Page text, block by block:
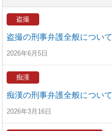
盗撮
盗撮の刑事弁護全般について
2026年6月5日
痴漢
痴漢の刑事弁護全般について
2026年3月16日